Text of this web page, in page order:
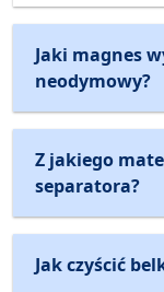
Jaki magnes
neodymowy?
Z jakiego
separatora?
Jak czyścić